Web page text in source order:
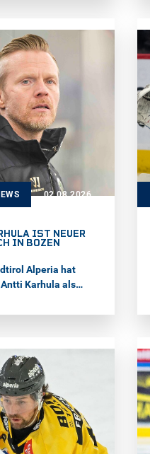
und nahm mit
Tschechien
Spielen
verpflichtete der EC
mit Nick
Stürmer. Der 24-
wechselt
Europa.
02.08.2026
IST NEUER
IN BOZEN
Alperia hat
Karhula als
ist Bozen
ICE Hockey
vergangenen
bei Bad
DEL2 engagiert.
wird der
der Füchse von
Fabio